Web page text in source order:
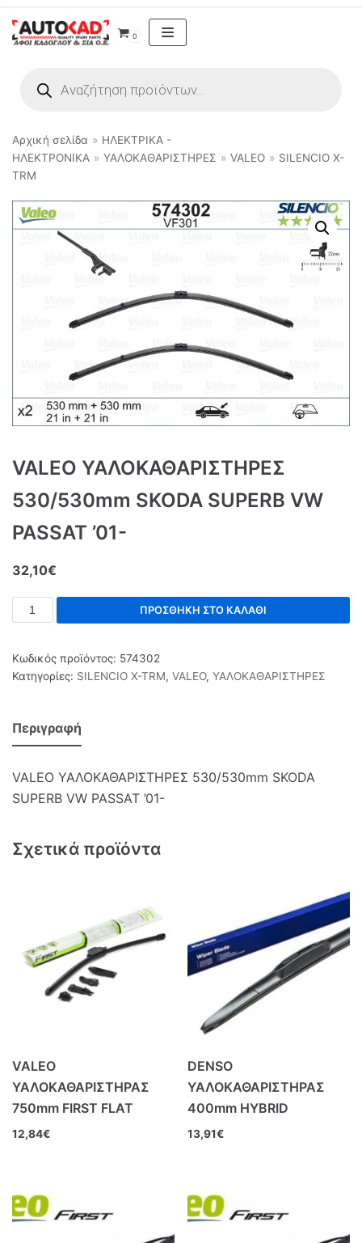
Μεταπηδήστε
στο
0
Αρχική σελίδα » ΗΛΕΚΤΡΙΚΑ -
ΗΛΕΚΤΡΟΝΙΚΑ » ΥΑΛΟΚΑΘΑΡΙΣΤΗΡΕΣ » VALEO » SILENCIO X-
TRM
VALEO ΥΑΛΟΚΑΘΑΡΙΣΤΗΡΕΣ
530/530mm SKODA SUPERB VW
PASSAT ’01-
32,10€
ΠΡΟΣΘΉΚΗ ΣΤΟ ΚΑΛΆΘΙ
Κωδικός προϊόντος: 574302
Κατηγορίες: SILENCIO X-TRM, VALEO, ΥΑΛΟΚΑΘΑΡΙΣΤΗΡΕΣ
Περιγραφή
VALEO ΥΑΛΟΚΑΘΑΡΙΣΤΗΡΕΣ 530/530mm SKODA
SUPERB VW PASSAT ’01-
Σχετικά προϊόντα
VALEO
ΥΑΛΟΚΑΘΑΡΙΣΤΗΡΑΣ
750mm FIRST FLAT
12,84€
DENSO
ΥΑΛΟΚΑΘΑΡΙΣΤΗΡΑΣ
400mm HYBRID
13,91€